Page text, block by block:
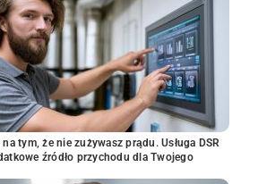
tym, że nie zużywasz prądu. Usługa DSR
źródło przychodu dla Twojego